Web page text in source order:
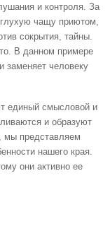
и контроля. За
чащу приютом,
сокрытия, тайны.
В данном примере
заменяет человеку
единый смысловой и
и образуют
мы представляем
нашего края.
они активно ее